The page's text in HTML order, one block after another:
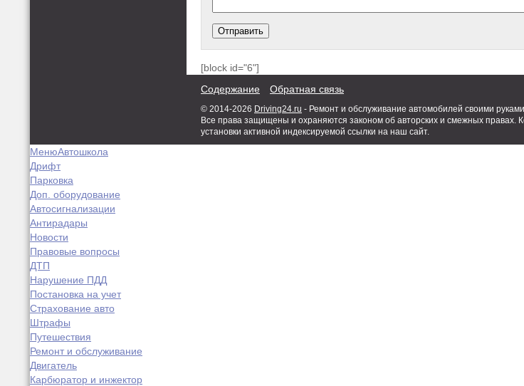
[block id="6"]
Содержание Обратная связь
© 2014-2026 Driving24.ru - Ремонт и обслуживание автомобилей своими
Все права защищены и охраняются законом об авторских и смежных правах.
установки активной индексируемой ссылки на наш сайт.
МенюАвтошкола
Дрифт
Парковка
Доп. оборудование
Автосигнализации
Антирадары
Новости
Правовые вопросы
ДТП
Нарушение ПДД
Постановка на учет
Страхование авто
Штрафы
Путешествия
Ремонт и обслуживание
Двигатель
Карбюратор и инжектор